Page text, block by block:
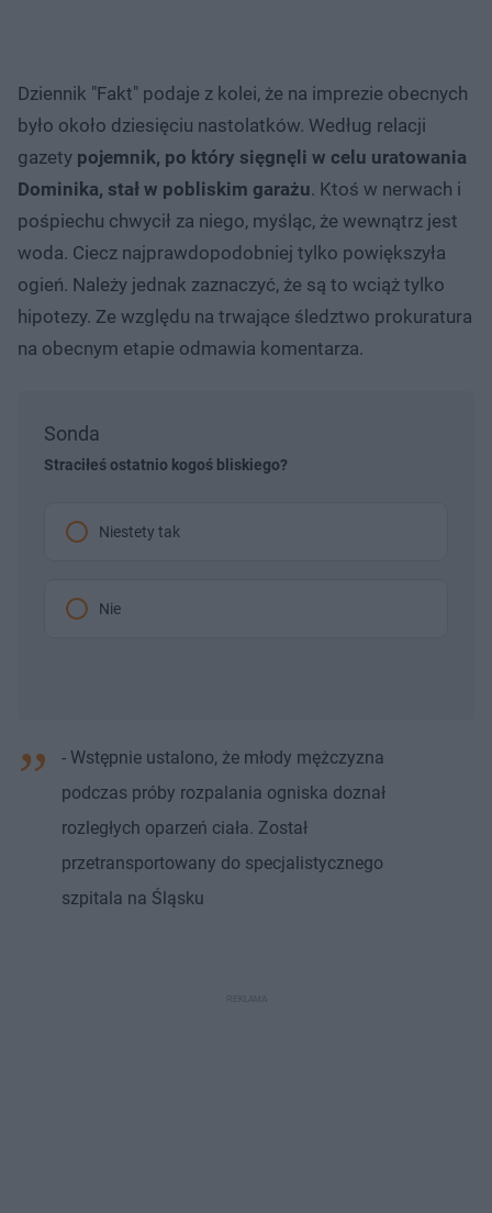
Dziennik "Fakt" podaje z kolei, że na imprezie obecnych
było około dziesięciu nastolatków. Według relacji
gazety pojemnik, po który sięgnęli w celu uratowania
Dominika, stał w pobliskim garażu. Ktoś w nerwach i
pośpiechu chwycił za niego, myśląc, że wewnątrz jest
woda. Ciecz najprawdopodobniej tylko powiększyła
ogień. Należy jednak zaznaczyć, że są to wciąż tylko
hipotezy. Ze względu na trwające śledztwo prokuratura
na obecnym etapie odmawia komentarza.
Sonda
Straciłeś ostatnio kogoś bliskiego?
Niestety tak
Nie
- Wstępnie ustalono, że młody mężczyzna
podczas próby rozpalania ogniska doznał
rozległych oparzeń ciała. Został
przetransportowany do specjalistycznego
szpitala na Śląsku